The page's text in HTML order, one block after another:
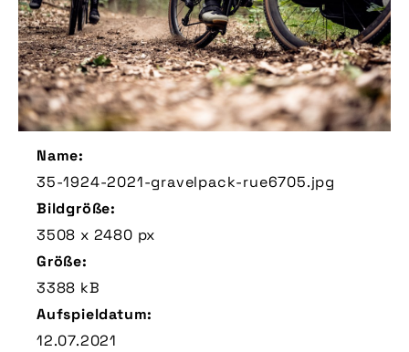
Name:
35-1924-2021-gravelpack-rue6705.jpg
Bildgröße:
3508 x 2480 px
Größe:
3388 kB
Aufspieldatum:
12.07.2021